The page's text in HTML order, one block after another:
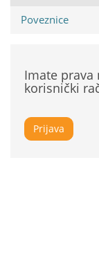
Poveznice
Imate prava
korisnički
Prijava